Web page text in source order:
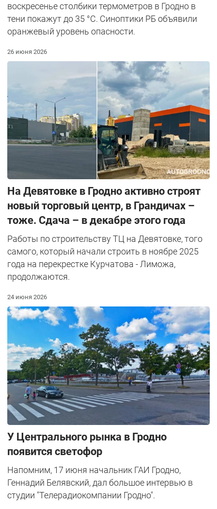
воскресенье столбики термометров в Гродно в
тени покажут до 35 °C. Синоптики РБ объявили
оранжевый уровень опасности.
26 июня 2026
На Девятовке в Гродно активно строят
новый торговый центр, в Грандичах –
тоже. Сдача – в декабре этого года
Работы по строительству ТЦ на Девятовке, того
самого, который начали строить в ноябре 2025
года на перекрестке Курчатова - Лиможа,
продолжаются.
24 июня 2026
У Центрального рынка в Гродно
появится светофор
Напомним, 17 июня начальник ГАИ Гродно,
Геннадий Белявский, дал большое интервью в
студии "Телерадиокомпании Гродно".